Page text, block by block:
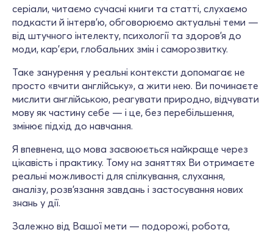
серіали, читаємо сучасні книги та статті, слухаємо
подкасти й інтерв’ю, обговорюємо актуальні теми —
від штучного інтелекту, психології та здоров’я до
моди, кар’єри, глобальних змін і саморозвитку.
Таке занурення у реальні контексти допомагає не
просто «вчити англійську», а жити нею. Ви починаєте
мислити англійською, реагувати природно, відчувати
мову як частину себе — і це, без перебільшення,
змінює підхід до навчання.
Я впевнена, що мова засвоюється найкраще через
цікавість і практику. Тому на заняттях Ви отримаєте
реальні можливості для спілкування, слухання,
аналізу, розв’язання завдань і застосування нових
знань у дії.
Залежно від Вашої мети — подорожі, робота,